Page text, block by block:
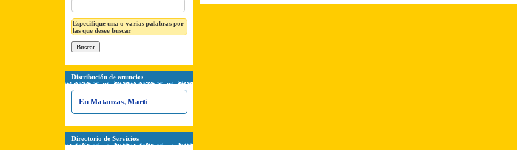
Especifique una o varias palabras por
las que desee buscar
Distribución de anuncios
En Matanzas, Martí
Directorio de Servicios